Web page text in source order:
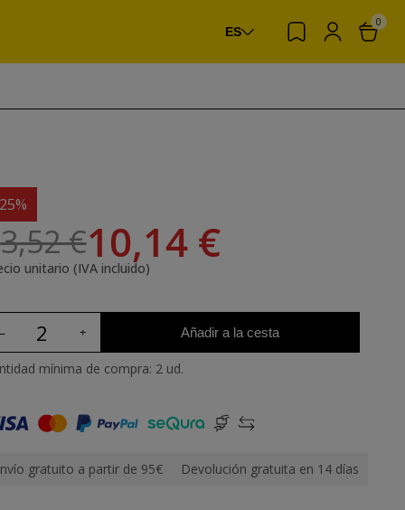
ES
0
€10,14 €
unitario (IVA incluido)
Añadir a la cesta
mínima de compra: 2 ud.
gratuito a partir de 95€ Devolución gratuita en 14 días